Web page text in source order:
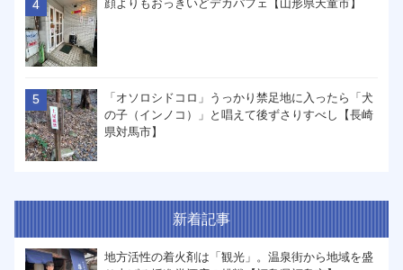
顔よりもおっきいどデカパフェ【山形県天童市】
「オソロシドコロ」うっかり禁足地に入ったら「犬
の子（インノコ）」と唱えて後ずさりすべし【長崎
県対馬市】
新着記事
地方活性の着火剤は「観光」。温泉街から地域を盛